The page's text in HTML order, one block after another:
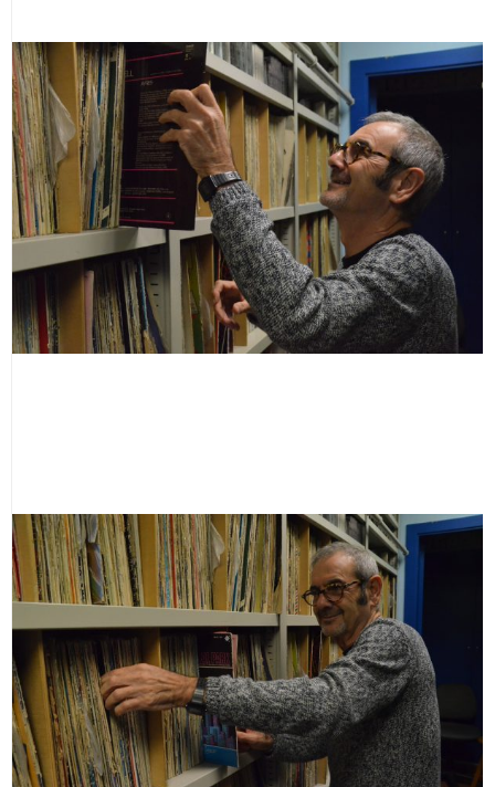
Dando la Nota 08 febrer 2026- Ràdio Martorell
Dando la Nota 01 febrer 2026- Ràdio Marotrell
Dando la Nota 18 gener 2026- Ràdio Martorell
Dando la Nota 11 gener 2026- Ràdio Martorell